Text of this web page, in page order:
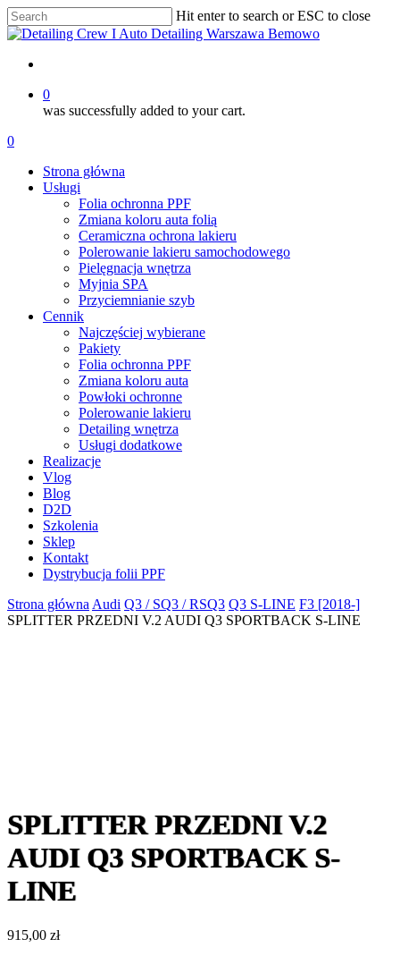
Skip
to
content
Hit enter to search or ESC to close
Close
0
was successfully added to your cart.
Menu
account
0
Strona główna
Usługi
Folia ochronna PPF
Zmiana koloru auta folią
Ceramiczna ochrona lakieru
Polerowanie lakieru samochodowego
Pielęgnacja wnętrza
Myjnia SPA
Przyciemnianie szyb
Cennik
Najczęściej wybierane
Pakiety
Folia ochronna PPF
Zmiana koloru auta
Powłoki ochronne
Polerowanie lakieru
Detailing wnętrza
Usługi dodatkowe
Realizacje
Vlog
Blog
D2D
Szkolenia
Sklep
Kontakt
Dystrybucja folii PPF
Strona główna Audi Q3 / SQ3 / RSQ3 Q3 S-LINE F3 [2018-]
SPLITTER PRZEDNI V.2 AUDI Q3 SPORTBACK S-LINE
SPLITTER PRZEDNI V.2
AUDI Q3 SPORTBACK S-
LINE
915,00 zł